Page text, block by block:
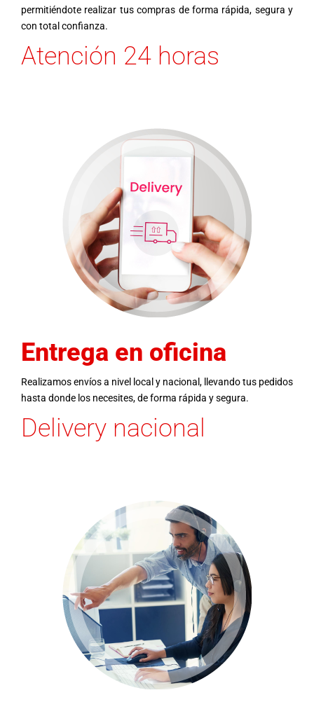
permitiéndote realizar tus compras de forma rápida, segura y
con total confianza.
Atención 24 horas
Entrega en oficina
Realizamos envíos a nivel local y nacional, llevando tus pedidos
hasta donde los necesites, de forma rápida y segura.
Delivery nacional